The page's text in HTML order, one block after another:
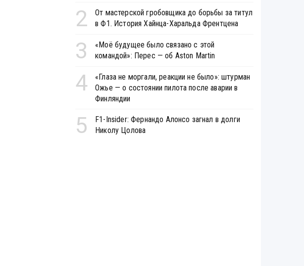
2
От мастерской гробовщика до борьбы за титул
в Ф1. История Хайнца-Харальда Френтцена
3
«Моё будущее было связано с этой
командой»: Перес — об Aston Martin
4
«Глаза не моргали, реакции не было»: штурман
Ожье — о состоянии пилота после аварии в
Финляндии
5
F1-Insider: Фернандо Алонсо загнал в долги
Николу Цолова